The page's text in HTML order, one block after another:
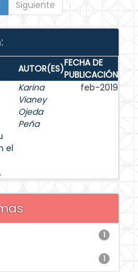
Siguiente
AUTOR(ES)FECHA DE
PUBLICACIÓN
el
Karina
Vianey
Ojeda
Peña
feb-2019
1
1